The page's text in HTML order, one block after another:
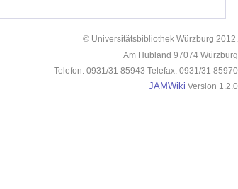
© Universitätsbibliothek Würzburg 2012.
Am Hubland 97074 Würzburg
Telefon: 0931/31 85943 Telefax: 0931/31 85970
JAMWiki Version 1.2.0